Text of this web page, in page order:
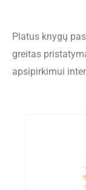
Platus knygų
greitas
apsipirkimui